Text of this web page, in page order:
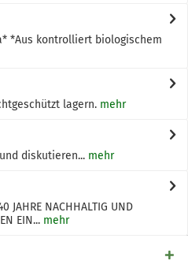
*Aus kontrolliert biologischem
lagern. mehr
diskutieren... mehr
NACHHALTIG UND
EIN... mehr